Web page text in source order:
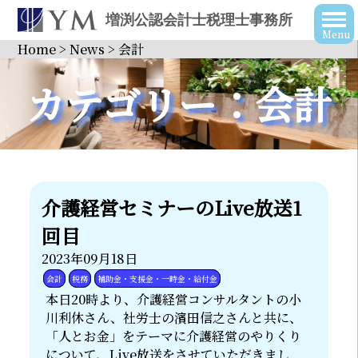
増渕公認会計士税理士事務所
Home>News >会計
カテゴリー：会計
介護経営セミナーのLive放送1
回目
2023年09月18日
会計 税務 補助金・支援金・一時金・給付金
本日20時より、介護経営コンサルタントの小
川利休さん、社労士の濱田信之さんと共に、
「人とお金」をテーマに介護経営のやりくり
について、Live放送をさせていただきまし